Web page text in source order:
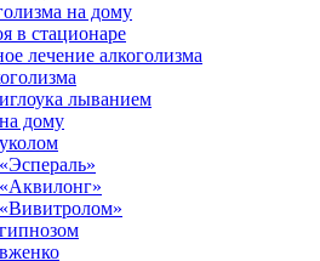
на дому
в стационаре
лечение алкоголизма
лыванием
дому